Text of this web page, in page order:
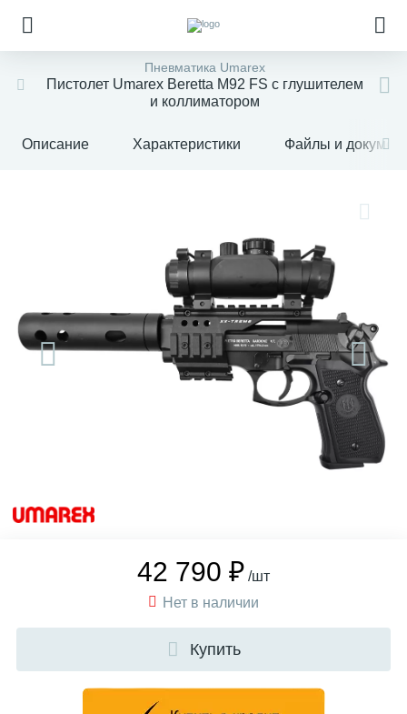
Пневматика Umarex
Пистолет Umarex Beretta M92 FS с глушителем
и коллиматором
Описание Характеристики Файлы и
42 790 ₽ /шт
Нет в наличии
Купить